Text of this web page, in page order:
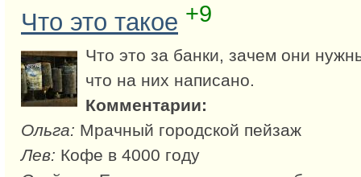
Что это такое +9
Что это за банки, зачем они
что на них написано.
Комментарии:
Ольга: Мрачный городской пейзаж
Лев: Кофе в 4000 году